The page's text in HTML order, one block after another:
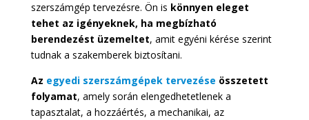
szerszámgép tervezésre. Ön is könnyen eleget
tehet az igényeknek, ha megbízható
berendezést üzemeltet, amit egyéni kérése szerint
tudnak a szakemberek biztosítani.
Az egyedi szerszámgépek tervezése összetett
folyamat, amely során elengedhetetlenek a
tapasztalat, a hozzáértés, a mechanikai, az